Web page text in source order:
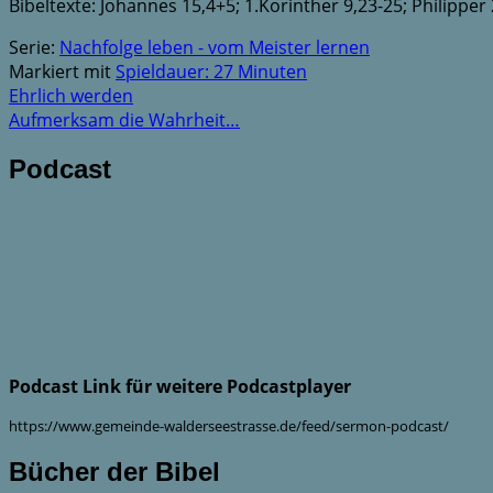
Bibeltexte: Johannes 15,4+5; 1.Korinther 9,23-25; Philipper
Serie: Nachfolge leben - vom Meister lernen
Markiert mit Spieldauer: 27 Minuten
Ehrlich werden
Aufmerksam die Wahrheit…
Podcast
Podcast Link für weitere Podcastplayer
https://www.gemeinde-walderseestrasse.de/feed/sermon-podcast/
Bücher der Bibel